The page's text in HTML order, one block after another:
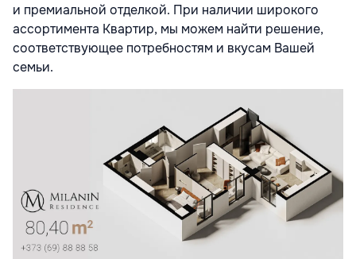
и премиальной отделкой. При наличии широкого
ассортимента Квартир, мы можем найти решение,
соответствующее потребностям и вкусам Вашей
семьи.